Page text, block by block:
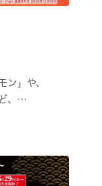
ン」や、
、